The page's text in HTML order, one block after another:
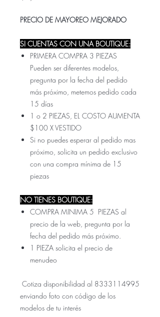
PRECIO DE MAYOREO MEJORADO
SI CUENTAS CON UNA BOUTIQUE:
PRIMERA COMPRA 3 PIEZAS
Pueden ser diferentes modelos,
pregunta por la fecha del pedido
más próximo, metemos pedido cada
15 días
1 o 2 PIEZAS, EL COSTO AUMENTA
$100 X VESTIDO
Si no puedes esperar al pedido mas
próximo, solicita un pedido exclusivo
con una compra mínima de 15
piezas
NO TIENES BOUTIQUE:
COMPRA MINIMA 5 PIEZAS al
precio de la web, pregunta por la
fecha del pedido más próximo.
1 PIEZA solicita el precio de
menudeo
Cotiza disponibilidad al 8333114995
enviando foto con código de los
modelos de tu interés